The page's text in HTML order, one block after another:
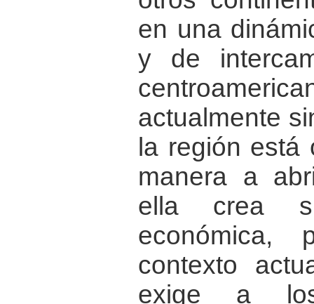
en una
y de
actualmente
la región está
manera a
ella crea
económica,
contexto
exige a los